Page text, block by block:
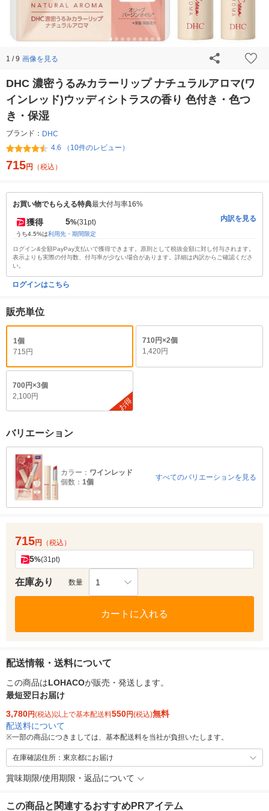
1 / 9 画像を見る
DHC 濃密うるみカラーリップ ナチュラルアロマ(ワ
インレッド)ウッディシトラスの香り 色付き・色つ
き・保湿
ブランド： DHC
4.6 （10件のレビュー）
715円 （税込）
お買い物でもらえる特典最大付与率16%
獲得 5%(31pt)
うち4.5%は利用先・期間限定
内訳を見る
ログイン&全額PayPay支払いで獲得できます。原則として税抜金額に対し付与されます。
表示よりも実際の付与数、付与率が少ない場合があります。詳細は内訳からご確認くださ
い。
ログインはこちら
販売単位
1個
715円
710円×2個
1,420円
700円×3個
2,100円
お得
バリエーション
カラー： ワインレッド
個数： 1個
すべてのバリエーションを見る
715円 （税込）
5%(31pt)
在庫あり 数量 1
カートに入れる
配送情報・送料について
この商品はLOHACOが販売・発送します。
最短翌日お届け
3,780円(税込)以上で基本配送料550円(税込)無料
配送料について
※一部の商品につきましては、基本配送料を当社が負担いたします。
在庫確認住所：東京都にお届け
賞味期限/使用期限・返品について
この商品と関連するおすすめPRアイテム